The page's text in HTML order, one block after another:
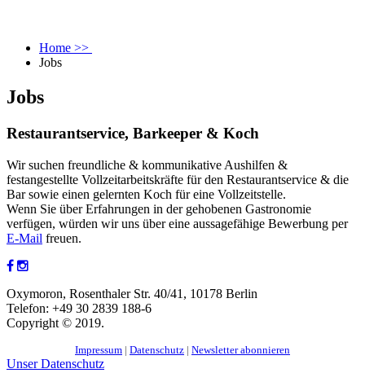
Home >>
Jobs
Jobs
Restaurantservice, Barkeeper & Koch
Wir suchen freundliche & kommunikative Aushilfen &
festangestellte Vollzeitarbeitskräfte für den Restaurantservice & die
Bar sowie einen gelernten Koch für eine Vollzeitstelle.
Wenn Sie über Erfahrungen in der gehobenen Gastronomie
verfügen, würden wir uns über eine aussagefähige Bewerbung per
E-Mail freuen.
Oxymoron, Rosenthaler Str. 40/41, 10178 Berlin
Telefon: +49 30 2839 188-6
Copyright © 2019.
Impressum | Datenschutz | Newsletter abonnieren
Unser Datenschutz